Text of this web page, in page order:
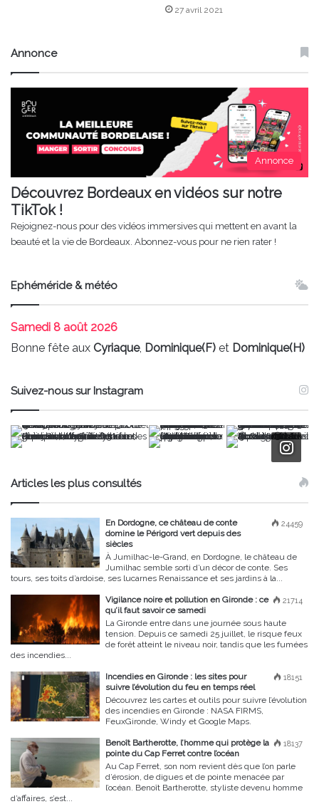
27 avril 2021
Annonce
Annonce
Découvrez Bordeaux en vidéos sur notre
TikTok !
Rejoignez-nous pour des vidéos immersives qui mettent en avant la
beauté et la vie de Bordeaux. Abonnez-vous pour ne rien rater !
Ephéméride & météo
Samedi 8 août 2026
Bonne fête aux Cyriaque, Dominique(F) et Dominique(H)
Suivez-nous sur Instagram
Articles les plus consultés
24459
En Dordogne, ce château de conte
domine le Périgord vert depuis des
siècles
À Jumilhac-le-Grand, en Dordogne, le château de
Jumilhac semble sorti d’un décor de conte. Ses
tours, ses toits d’ardoise, ses lucarnes Renaissance et ses jardins à la...
21714
Vigilance noire et pollution en Gironde : ce
qu’il faut savoir ce samedi
La Gironde entre dans une journée sous haute
tension. Depuis ce samedi 25 juillet, le risque feux
de forêt atteint le niveau noir, tandis que les fumées
des incendies...
18151
Incendies en Gironde : les sites pour
suivre l’évolution du feu en temps réel
Découvrez les cartes et outils pour suivre l’évolution
des incendies en Gironde : NASA FIRMS,
FeuxGironde, Windy et Google Maps.
18137
Benoît Bartherotte, l’homme qui protège la
pointe du Cap Ferret contre l’océan
Au Cap Ferret, son nom revient dès que l’on parle
d’érosion, de digues et de pointe menacée par
l’océan. Benoît Bartherotte, styliste devenu homme
d’affaires, s’est...